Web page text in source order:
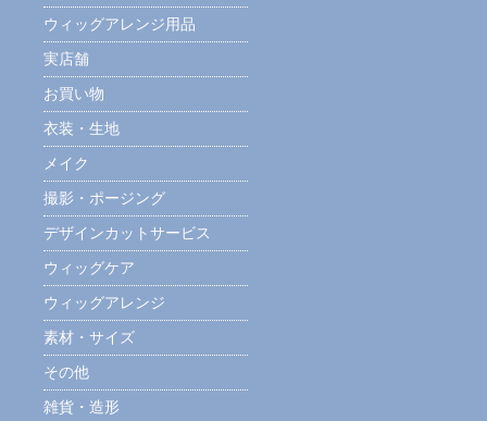
ウィッグアレンジ用品
実店舗
お買い物
衣装・生地
メイク
撮影・ポージング
デザインカットサービス
ウィッグケア
ウィッグアレンジ
素材・サイズ
その他
雑貨・造形